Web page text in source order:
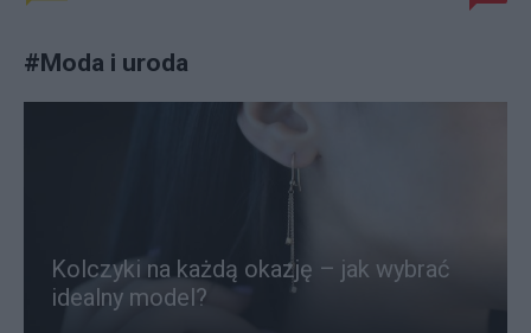
#Moda i uroda
Kolczyki na każdą okazję – jak wybrać
idealny model?